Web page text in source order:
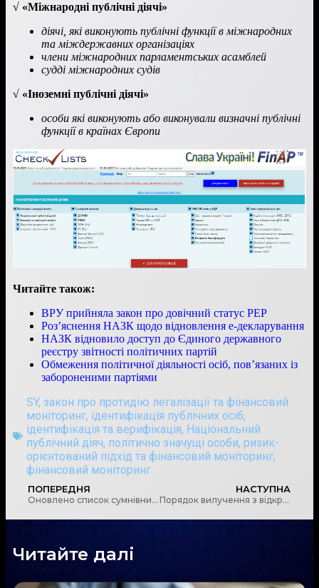
√ «Міжнародні публічні діячі»
діячі, які виконують публічні функції в міжнародних
та міждержавних організаціях
члени міжнародних парламентських асамблей
судді міжнародних судів
√ «Іноземні публічні діячі»
особи які виконують або виконували визначні публічні
функції в країнах Європи
Читайте також:
ВРУ прийняла закон про довічний статус PEP
Роз’яснення НАЗК щодо відновлення е-декларування
НАЗК відновило доступ до Єдиного державного
реєстру звітності політичних партій
Обмеження політичної діяльності осіб, пов’язаних із
забороненими партіями
SY, закон про протидію легалізації та фінансовий
моніторинг, ідентифікація публічних осіб,
ідентифікація та верифікація, Національний
публічний діяч, політично значущі особи, ризик-
орієнтований підхід та фінансовий моніторинг,
фінансовий моніторинг
ПОПЕРЕДНЯ
Оновлено список сумнівних інвестиційних проєктів
НАСТУПНА
Порядок вилучення з відкритого доступу е-декларації набрав чинності, – НАЗК
Читайте далі